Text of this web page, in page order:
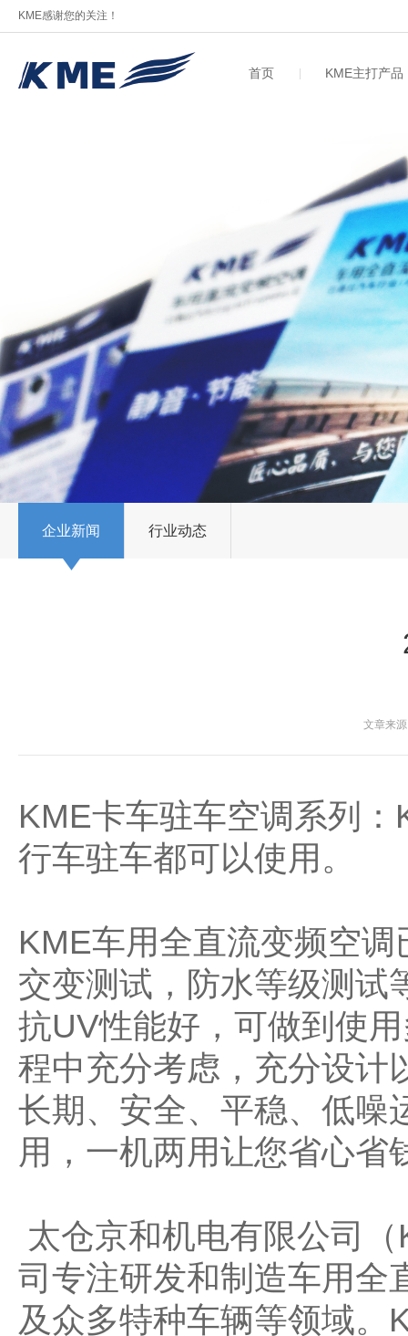
KME感谢您的关注！
首页 KME主打产品
企业新闻 行业动态
文章来
KME卡车驻车空调系列
行车驻车都可以使用。
KME车用全直流变频空
交变测试，防水等级测试
抗UV性能好，可做到使
程中充分考虑，充分设计
长期、安全、平稳、低噪
用，一机两用让您省心省
太仓京和机电有限公司
司专注研发和制造车用全
及众多特种车辆等领域。